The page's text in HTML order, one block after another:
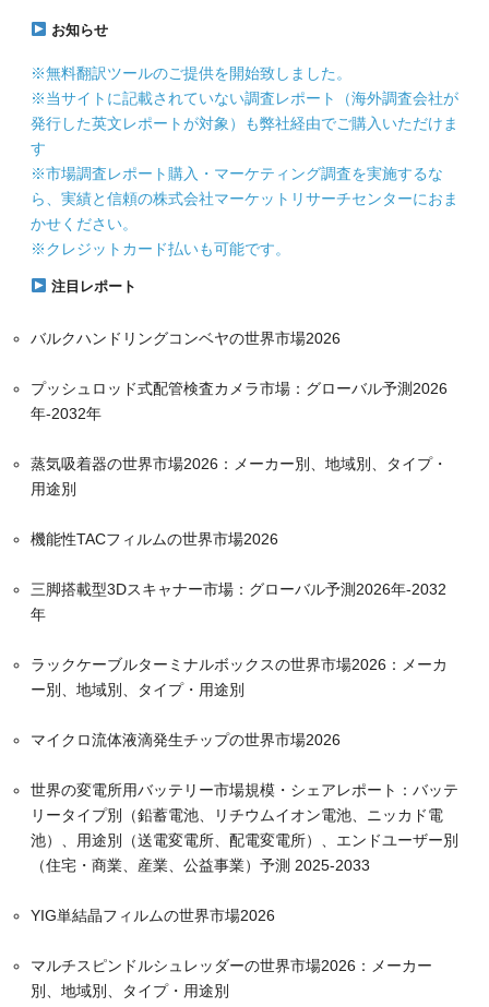
お知らせ
※無料翻訳ツールのご提供を開始致しました。
※当サイトに記載されていない調査レポート（海外調査会社が
発行した英文レポートが対象）も弊社経由でご購入いただけま
す
※市場調査レポート購入・マーケティング調査を実施するな
ら、実績と信頼の株式会社マーケットリサーチセンターにおま
かせください。
※クレジットカード払いも可能です。
注目レポート
バルクハンドリングコンベヤの世界市場2026
プッシュロッド式配管検査カメラ市場：グローバル予測2026
年-2032年
蒸気吸着器の世界市場2026：メーカー別、地域別、タイプ・
用途別
機能性TACフィルムの世界市場2026
三脚搭載型3Dスキャナー市場：グローバル予測2026年-2032
年
ラックケーブルターミナルボックスの世界市場2026：メーカ
ー別、地域別、タイプ・用途別
マイクロ流体液滴発生チップの世界市場2026
世界の変電所用バッテリー市場規模・シェアレポート：バッテ
リータイプ別（鉛蓄電池、リチウムイオン電池、ニッカド電
池）、用途別（送電変電所、配電変電所）、エンドユーザー別
（住宅・商業、産業、公益事業）予測 2025-2033
YIG単結晶フィルムの世界市場2026
マルチスピンドルシュレッダーの世界市場2026：メーカー
別、地域別、タイプ・用途別